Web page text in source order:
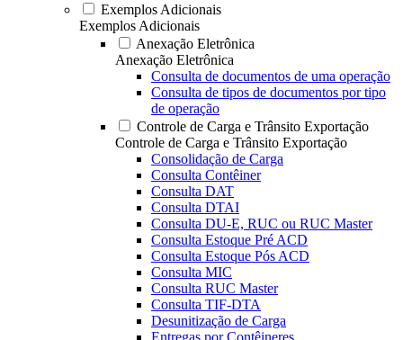
Exemplos Adicionais
Exemplos Adicionais
Anexação Eletrônica
Anexação Eletrônica
Consulta de documentos de uma operação
Consulta de tipos de documentos por tipo
de operação
Controle de Carga e Trânsito Exportação
Controle de Carga e Trânsito Exportação
Consolidação de Carga
Consulta Contêiner
Consulta DAT
Consulta DTAI
Consulta DU-E, RUC ou RUC Master
Consulta Estoque Pré ACD
Consulta Estoque Pós ACD
Consulta MIC
Consulta RUC Master
Consulta TIF-DTA
Desunitização de Carga
Entregas por Contêineres